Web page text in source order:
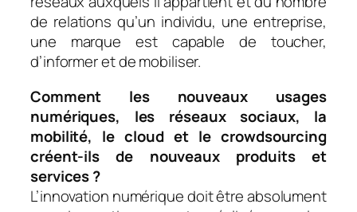
de relations qu’un individu, une entreprise,
une marque est capable de toucher,
d’informer et de mobiliser.
Comment les nouveaux usages
numériques, les réseaux sociaux, la
mobilité, le cloud et le crowdsourcing
créent-ils de nouveaux produits et
services ?
L’innovation numérique doit être absolument